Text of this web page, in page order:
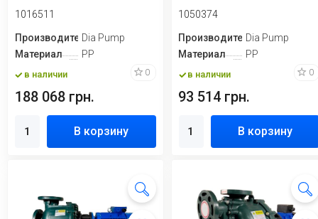
1016511
ПроизводительDia Pump
Материал
PP
в наличии 0
188 068 грн.
В корзину
380В
1050374
ПроизводительDia Pump
Материал
PP
в наличии 0
93 514 грн.
В корзину